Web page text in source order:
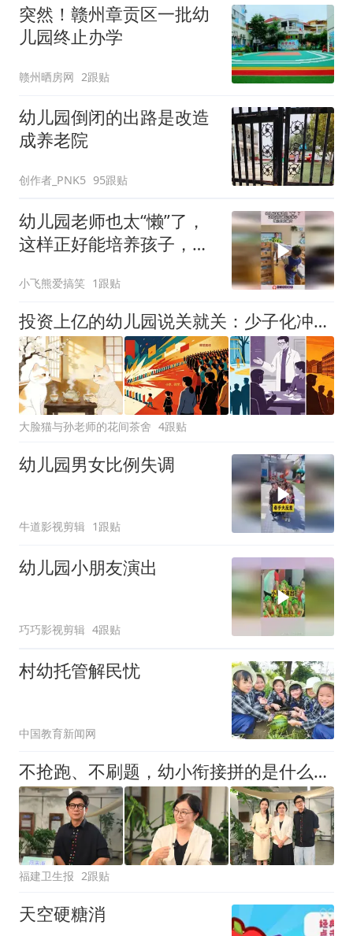
突然！赣州章贡区一批幼
儿园终止办学
赣州晒房网 2跟贴
幼儿园倒闭的出路是改造
成养老院
创作者_PNK5 95跟贴
幼儿园老师也太“懒”了，
这样正好能培养孩子，独
小飞熊爱搞笑 1跟贴
投资上亿的幼儿园说关就关：少子化冲击波穿过教育体系，谁先被挤出局
大脸猫与孙老师的花间茶舍 4跟贴
幼儿园男女比例失调
牛道影视剪辑 1跟贴
幼儿园小朋友演出
巧巧影视剪辑 4跟贴
村幼托管解民忧
中国教育新闻网
不抢跑、不刷题，幼小衔接拼的是什么？福建儿科医生戳破许多家长的认知误区
福建卫生报 2跟贴
天空硬糖消